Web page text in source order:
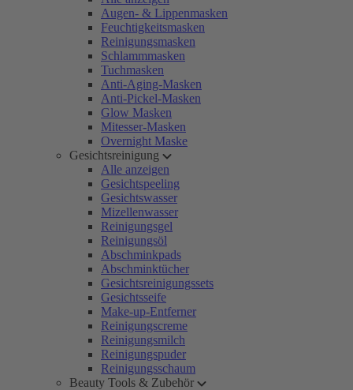
Augen- & Lippenmasken
Feuchtigkeitsmasken
Reinigungsmasken
Schlammmasken
Tuchmasken
Anti-Aging-Masken
Anti-Pickel-Masken
Glow Masken
Mitesser-Masken
Overnight Maske
Gesichtsreinigung
Alle anzeigen
Gesichtspeeling
Gesichtswasser
Mizellenwasser
Reinigungsgel
Reinigungsöl
Abschminkpads
Abschminktücher
Gesichtsreinigungssets
Gesichtsseife
Make-up-Entferner
Reinigungscreme
Reinigungsmilch
Reinigungspuder
Reinigungsschaum
Beauty Tools & Zubehör